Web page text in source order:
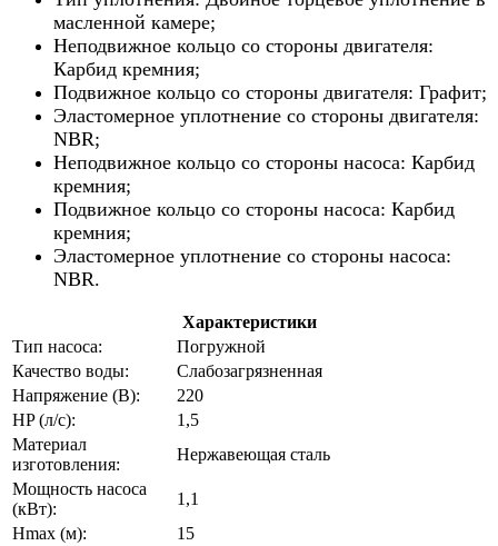
масленной камере;
Неподвижное кольцо со стороны двигателя:
Карбид кремния;
Подвижное кольцо со стороны двигателя: Графит;
Эластомерное уплотнение со стороны двигателя:
NBR;
Неподвижное кольцо со стороны насоса: Карбид
кремния;
Подвижное кольцо со стороны насоса: Карбид
кремния;
Эластомерное уплотнение со стороны насоса:
NBR.
Характеристики
Тип насоса:
Погружной
Качество воды:
Слабозагрязненная
Напряжение (В):
220
HP (л/с):
1,5
Материал
изготовления:
Нержавеющая сталь
Мощность насоса
(кВт):
1,1
Hmax (м):
15